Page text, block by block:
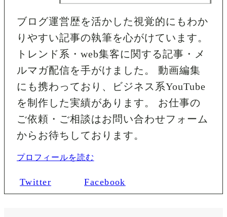
ブログ運営歴を活かした視覚的にもわか
りやすい記事の執筆を心がけています。
トレンド系・web集客に関する記事・メ
ルマガ配信を手がけました。 動画編集
にも携わっており、ビジネス系YouTube
を制作した実績があります。 お仕事の
ご依頼・ご相談はお問い合わせフォーム
からお待ちしております。
プロフィールを読む
Twitter Facebook